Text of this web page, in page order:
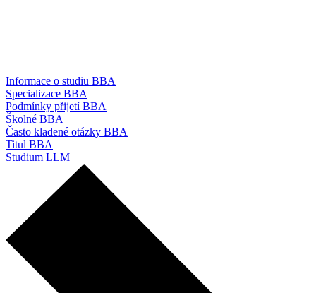
Informace o studiu BBA
Specializace BBA
Podmínky přijetí BBA
Školné BBA
Často kladené otázky BBA
Titul BBA
Studium LLM